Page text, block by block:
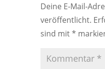
Deine E-Mail-
veröffentlicht.
sind mit*